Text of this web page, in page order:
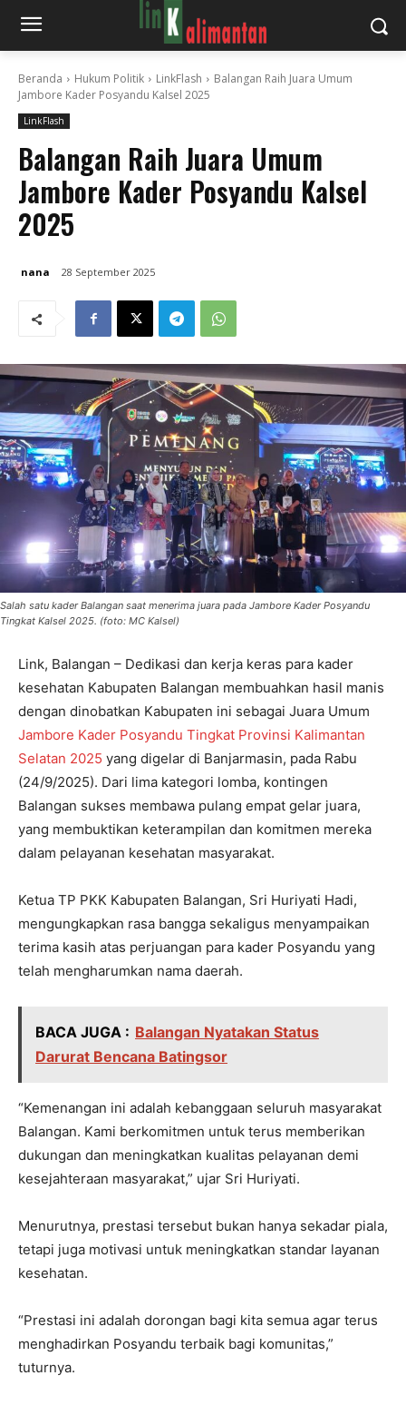
Beranda Hukum Politik LinkFlash
Balangan Raih Juara Umum
Jambore Kader Posyandu Kalsel 2025
LinkFlash
Balangan Raih Juara Umum
Jambore Kader Posyandu Kalsel
2025
nana 28 September 2025
Salah satu kader Balangan saat menerima juara pada Jambore Kader Posyandu
Tingkat Kalsel 2025. (foto: MC Kalsel)
Link, Balangan – Dedikasi dan kerja keras para kader
kesehatan Kabupaten Balangan membuahkan hasil manis
dengan dinobatkan Kabupaten ini sebagai Juara Umum
Jambore Kader Posyandu Tingkat Provinsi Kalimantan
Selatan 2025 yang digelar di Banjarmasin, pada Rabu
(24/9/2025). Dari lima kategori lomba, kontingen
Balangan sukses membawa pulang empat gelar juara,
yang membuktikan keterampilan dan komitmen mereka
dalam pelayanan kesehatan masyarakat.
Ketua TP PKK Kabupaten Balangan, Sri Huriyati Hadi,
mengungkapkan rasa bangga sekaligus menyampaikan
terima kasih atas perjuangan para kader Posyandu yang
telah mengharumkan nama daerah.
BACA JUGA : Balangan Nyatakan Status
Darurat Bencana Batingsor
“Kemenangan ini adalah kebanggaan seluruh masyarakat
Balangan. Kami berkomitmen untuk terus memberikan
dukungan dan meningkatkan kualitas pelayanan demi
kesejahteraan masyarakat,” ujar Sri Huriyati.
Menurutnya, prestasi tersebut bukan hanya sekadar piala,
tetapi juga motivasi untuk meningkatkan standar layanan
kesehatan.
“Prestasi ini adalah dorongan bagi kita semua agar terus
menghadirkan Posyandu terbaik bagi komunitas,”
tuturnya.